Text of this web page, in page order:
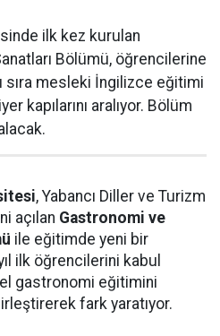
ilk kez kurulan
Bölümü, öğrencilerine
sıra mesleki İngilizce eğitimi
kapılarını aralıyor. Bölüm
, Yabancı Diller ve Turizm
açılan Gastronomi ve
ile eğitimde yeni bir
ilk öğrencilerini kabul
gastronomi eğitimini
fark yaratıyor.